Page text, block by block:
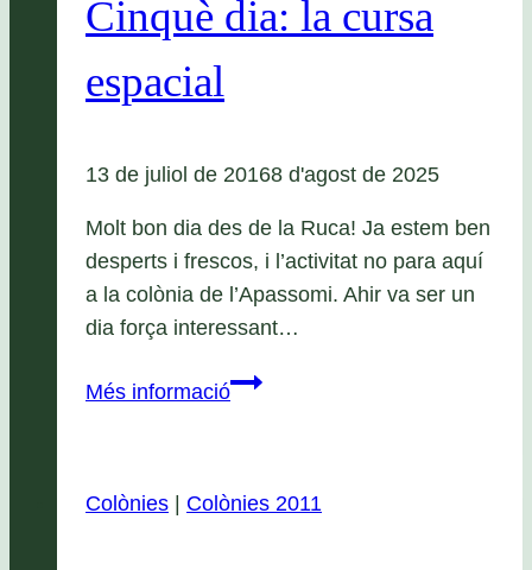
Cinquè dia: la cursa
espacial
13 de juliol de 20168 d'agost de 2025
Molt bon dia des de la Ruca! Ja estem ben
desperts i frescos, i l’activitat no para aquí
a la colònia de l’Apassomi. Ahir va ser un
dia força interessant…
Més informacióCinquè
espacial
Colònies | Colònies 2011